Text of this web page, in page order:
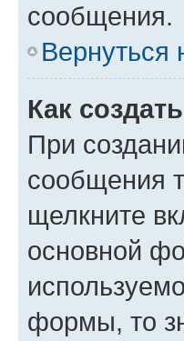
сообщения.
Вернуться
Как
При
сообщения
щелкните
основной
формы, то